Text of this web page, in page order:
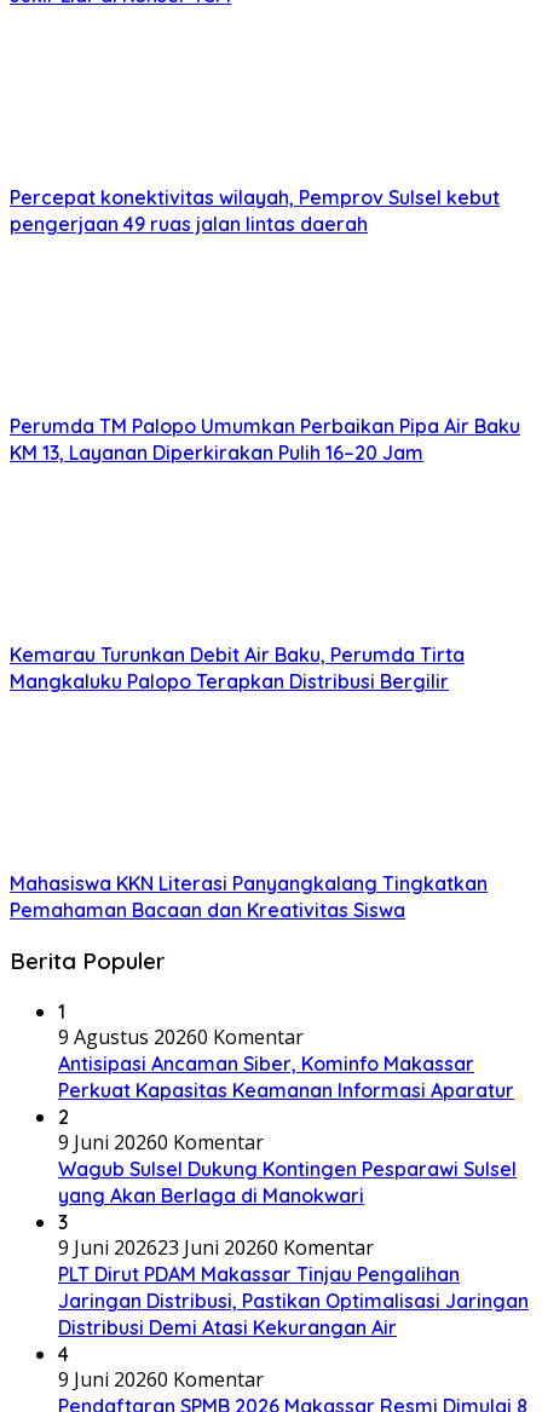
Percepat konektivitas wilayah, Pemprov Sulsel kebut
pengerjaan 49 ruas jalan lintas daerah
Perumda TM Palopo Umumkan Perbaikan Pipa Air Baku
KM 13, Layanan Diperkirakan Pulih 16–20 Jam
Kemarau Turunkan Debit Air Baku, Perumda Tirta
Mangkaluku Palopo Terapkan Distribusi Bergilir
Mahasiswa KKN Literasi Panyangkalang Tingkatkan
Pemahaman Bacaan dan Kreativitas Siswa
Berita Populer
1
9 Agustus 20260 Komentar
Antisipasi Ancaman Siber, Kominfo Makassar
Perkuat Kapasitas Keamanan Informasi Aparatur
2
9 Juni 20260 Komentar
Wagub Sulsel Dukung Kontingen Pesparawi Sulsel
yang Akan Berlaga di Manokwari
3
9 Juni 202623 Juni 20260 Komentar
PLT Dirut PDAM Makassar Tinjau Pengalihan
Jaringan Distribusi, Pastikan Optimalisasi Jaringan
Distribusi Demi Atasi Kekurangan Air
4
9 Juni 20260 Komentar
Pendaftaran SPMB 2026 Makassar Resmi Dimulai 8